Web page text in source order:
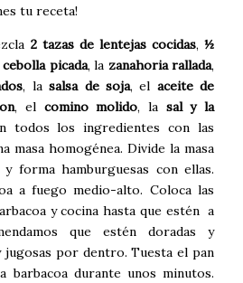
tu receta!
2 tazas de lentejas cocidas,½
cebolla picada, la zanahoria rallada,
, lasalsa de soja, el aceite de
, el comino molido, la sal y la
todos los ingredientes con las
masa homogénea. Divide la masa
forma hamburguesas con ellas.
a fuego medio-alto. Coloca las
y cocina hasta que estén a
que estén doradas y
por dentro. Tuesta el pan
barbacoa durante unos minutos.